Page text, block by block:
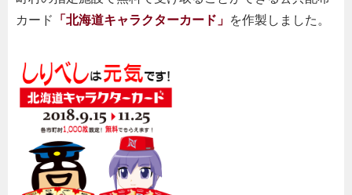
カード
「北海道キャラクターカード」 を作製しました。